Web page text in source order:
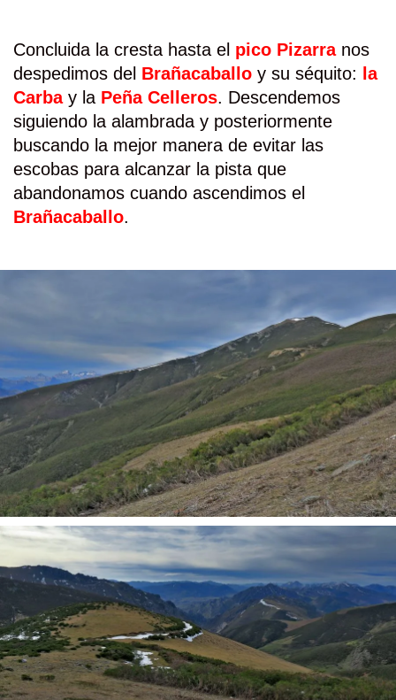
Concluida la cresta hasta el pico Pizarranos
despedimos del Brañacaballo y su séquito:
la
Carbay la Peña Celleros. Descendemos
siguiendo la alambrada y posteriormente
buscando la mejor manera de evitar las
escobas para alcanzar la pista que
abandonamos cuando ascendimos el
Brañacaballo.